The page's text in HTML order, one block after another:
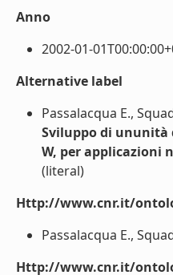
Anno
2002-01-
Alternative label
Passalacqua E.,
Sviluppo di
W, per applicazioni
(literal)
Http://www.cnr.it/
Passalacqua E.,
Http://www.cnr.it/